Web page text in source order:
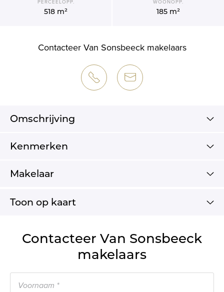
PERCEELOPP.
518 m²
WOONOPP.
185 m²
Contacteer Van Sonsbeeck makelaars
Omschrijving
Kenmerken
Makelaar
Toon op kaart
Contacteer Van Sonsbeeck
makelaars